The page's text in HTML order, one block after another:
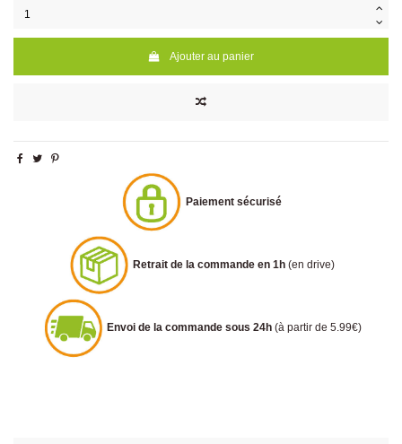
Ajouter au panier
Paiement sécurisé
Retrait de la commande en 1h (en drive)
Envoi de la commande sous 24h (à partir de 5.99€)